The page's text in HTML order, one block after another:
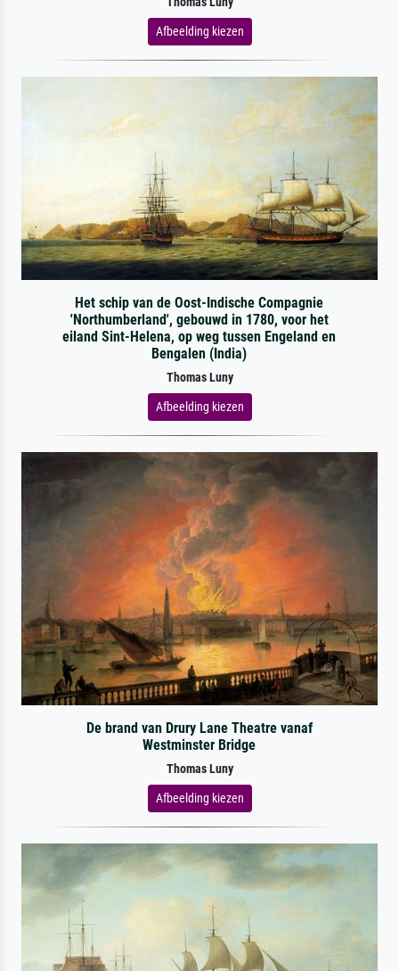
Afbeelding kiezen
Het schip van de Oost-Indische Compagnie
'Northumberland', gebouwd in 1780, voor het
eiland Sint-Helena, op weg tussen Engeland en
Bengalen (India)
Thomas Luny
Afbeelding kiezen
De brand van Drury Lane Theatre vanaf
Westminster Bridge
Thomas Luny
Afbeelding kiezen